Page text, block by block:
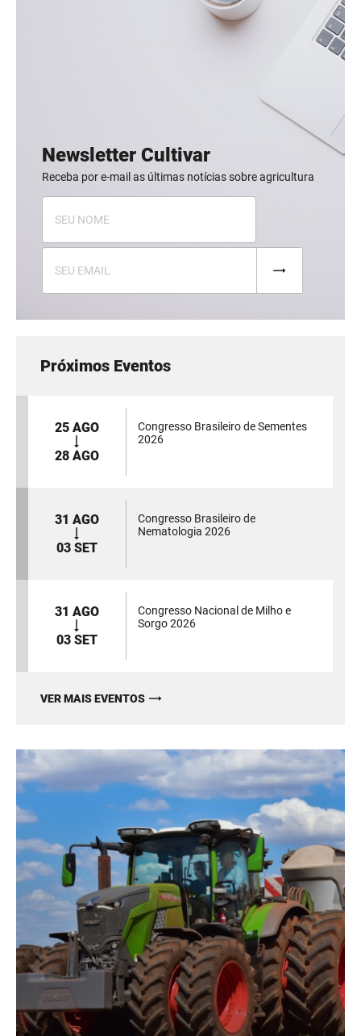
Newsletter Cultivar
Receba por e-mail as últimas notícias sobre agricultura
Próximos Eventos
25 AGO
28 AGO
Congresso Brasileiro de Sementes
2026
31 AGO
03 SET
Congresso Brasileiro de
Nematologia 2026
31 AGO
03 SET
Congresso Nacional de Milho e
Sorgo 2026
VER MAIS EVENTOS